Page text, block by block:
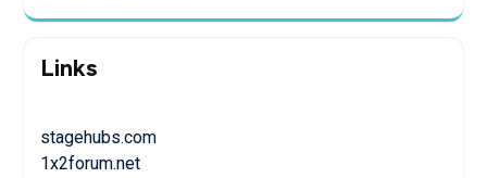
Links
stagehubs.com
1x2forum.net